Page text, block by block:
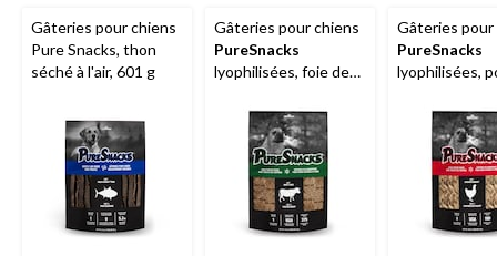
Gâteries pour chiens
Pure Snacks, thon
séché à l'air, 601 g
Gâteries pour chiens
PureSnacks
lyophilisées, foie de
Gâteries pour
PureSnacks
lyophilisées,